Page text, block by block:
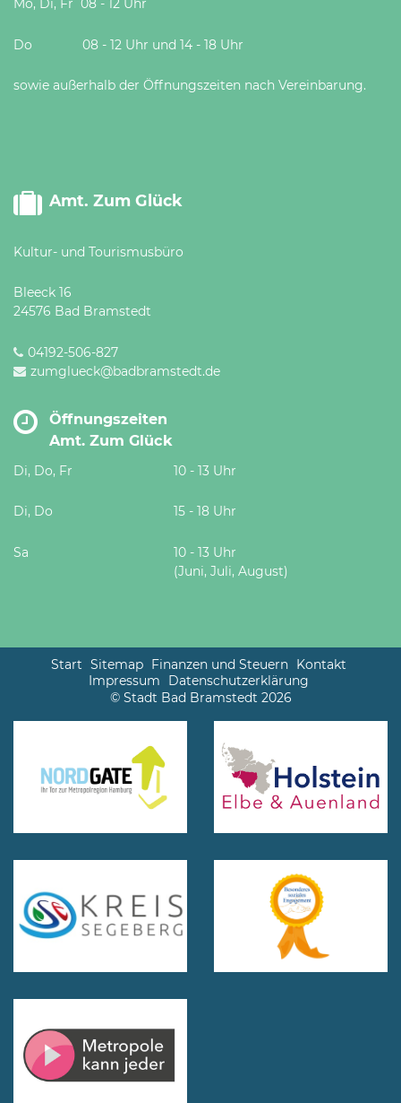
Mo, Di, Fr 08 - 12 Uhr
Do 08 - 12 Uhr und 14 - 18 Uhr
sowie außerhalb der Öffnungszeiten nach Vereinbarung.
Amt. Zum Glück
Kultur- und Tourismusbüro
Bleeck 16
24576 Bad Bramstedt
04192-506-827
zumglueck@badbramstedt.de
Öffnungszeiten
Amt. Zum Glück
Di, Do, Fr 10 - 13 Uhr
Di, Do 15 - 18 Uhr
Sa
10 - 13 Uhr
(Juni, Juli, August)
Start Sitemap Finanzen und Steuern Kontakt
Impressum
Datenschutzerklärung
© Stadt Bad Bramstedt 2026